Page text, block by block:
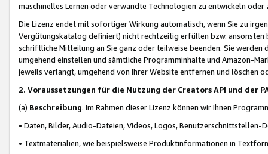
maschinelles Lernen oder verwandte Technologien zu entwickeln
Die Lizenz endet mit sofortiger Wirkung automatisch, wenn Sie zu
Vergütungskatalog definiert) nicht rechtzeitig erfüllen bzw. ansonsten
schriftliche Mitteilung an Sie ganz oder teilweise beenden. Sie werden
umgehend einstellen und sämtliche Programminhalte und Amazon-
jeweils verlangt, umgehend von Ihrer Website entfernen und löschen
2. Voraussetzungen für die Nutzung der Creators API und der
(a) Beschreibung. Im Rahmen dieser Lizenz können wir Ihnen
• Daten, Bilder, Audio-Dateien, Videos, Logos, Benutzerschnittstellen-
• Textmaterialien, wie beispielsweise Produktinformationen in